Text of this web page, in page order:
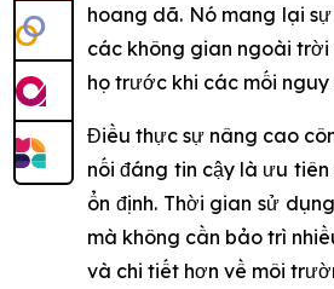
hoang dã. Nó mang lại
các không gian ngoài trời
họ trước khi các mối
Điều thực sự nâng cao
nối đáng tin cậy là ưu
ổn định. Thời gian sử
mà không cần bảo trì
và chi tiết hơn về môi